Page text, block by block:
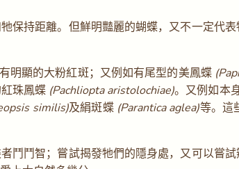
保持距離。但鮮明豔麗的蝴蝶，又不一定代
明顯的大粉紅斑；又例如有尾型的美鳳蝶
珠鳳蝶 (Pachliopta aristolochiae)。又例如本
similis)及絹斑蝶 (Parantica aglea)等。這
鬥鬥智；嘗試揭發牠們的隱身處，又可以嘗